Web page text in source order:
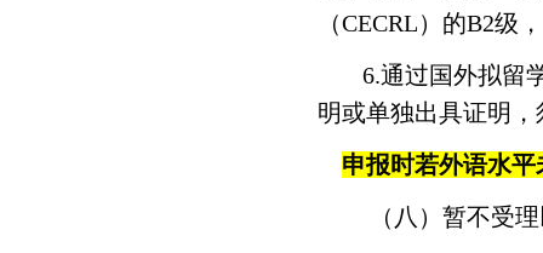
（CECRL）的B2级
6.通过国外拟留
明或单独出具证明
申报时若外语水
（八）暂不受